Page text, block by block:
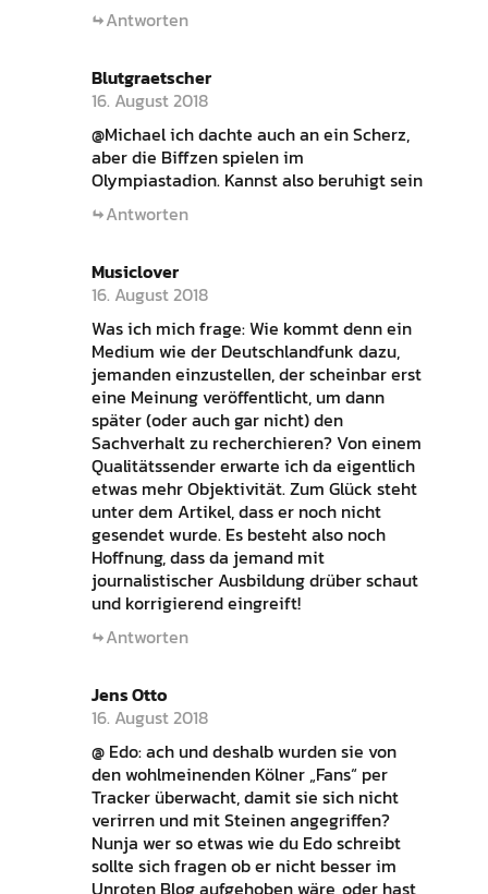
Antworten
Blutgraetscher
16. August 2018
@Michael ich dachte auch an ein Scherz,
aber die Biffzen spielen im
Olympiastadion. Kannst also beruhigt sein
Antworten
Musiclover
16. August 2018
Was ich mich frage: Wie kommt denn ein
Medium wie der Deutschlandfunk dazu,
jemanden einzustellen, der scheinbar erst
eine Meinung veröffentlicht, um dann
später (oder auch gar nicht) den
Sachverhalt zu recherchieren? Von einem
Qualitätssender erwarte ich da eigentlich
etwas mehr Objektivität. Zum Glück steht
unter dem Artikel, dass er noch nicht
gesendet wurde. Es besteht also noch
Hoffnung, dass da jemand mit
journalistischer Ausbildung drüber schaut
und korrigierend eingreift!
Antworten
Jens Otto
16. August 2018
@ Edo: ach und deshalb wurden sie von
den wohlmeinenden Kölner „Fans“ per
Tracker überwacht, damit sie sich nicht
verirren und mit Steinen angegriffen?
Nunja wer so etwas wie du Edo schreibt
sollte sich fragen ob er nicht besser im
Unroten Blog aufgehoben wäre, oder hast